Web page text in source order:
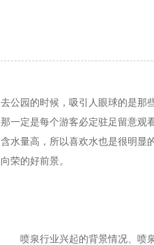
去公园的时候，吸引人眼球的是那
那一定是每个游客必定驻足留意观
含水量高，所以喜欢水也是很明显
向荣的好前景。
喷泉行业兴起的背景情况、喷泉